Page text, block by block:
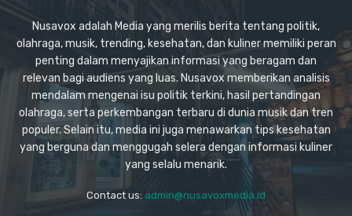
Nusavox adalah Media yang merilis berita tentang politik,
olahraga, musik, trending, kesehatan, dan kuliner memiliki peran
penting dalam menyajikan informasi yang beragam dan
relevan bagi audiens yang luas. Nusavox memberikan analisis
mendalam mengenai isu politik terkini, hasil pertandingan
olahraga, serta perkembangan terbaru di dunia musik dan tren
populer. Selain itu, media ini juga menawarkan tips kesehatan
yang berguna dan menggugah selera dengan informasi kuliner
yang selalu menarik.
Contact us: admin@nusavoxmedia.id